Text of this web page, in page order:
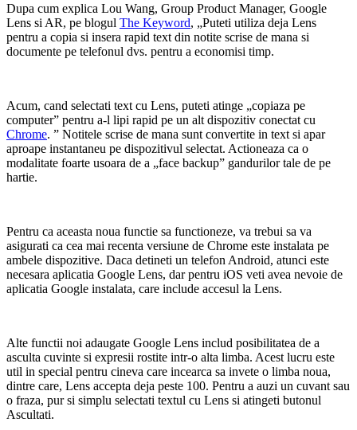
Dupa cum explica Lou Wang, Group Product Manager, Google
Lens si AR, pe blogul The Keyword, „Puteti utiliza deja Lens
pentru a copia si insera rapid text din notite scrise de mana si
documente pe telefonul dvs. pentru a economisi timp.
Acum, cand selectati text cu Lens, puteti atinge „copiaza pe
computer” pentru a-l lipi rapid pe un alt dispozitiv conectat cu
Chrome. ” Notitele scrise de mana sunt convertite in text si apar
aproape instantaneu pe dispozitivul selectat. Actioneaza ca o
modalitate foarte usoara de a „face backup” gandurilor tale de pe
hartie.
Pentru ca aceasta noua functie sa functioneze, va trebui sa va
asigurati ca cea mai recenta versiune de Chrome este instalata pe
ambele dispozitive. Daca detineti un telefon Android, atunci este
necesara aplicatia Google Lens, dar pentru iOS veti avea nevoie de
aplicatia Google instalata, care include accesul la Lens.
Alte functii noi adaugate Google Lens includ posibilitatea de a
asculta cuvinte si expresii rostite intr-o alta limba. Acest lucru este
util in special pentru cineva care incearca sa invete o limba noua,
dintre care, Lens accepta deja peste 100. Pentru a auzi un cuvant sau
o fraza, pur si simplu selectati textul cu Lens si atingeti butonul
Ascultati.